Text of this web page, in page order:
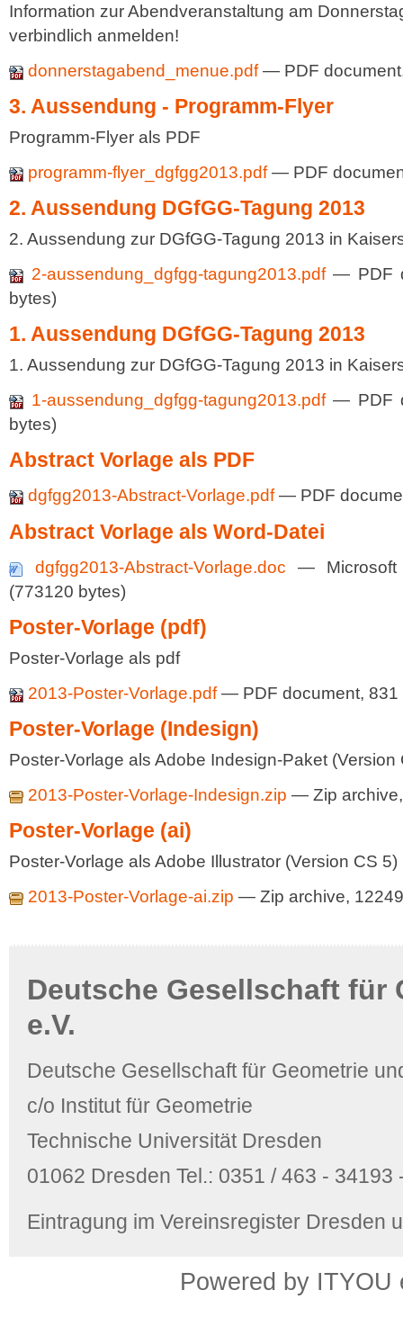
Information zur Abendveranstaltung am
verbindlich anmelden!
donnerstagabend_menue.pdf— PDF
3. Aussendung - Programm-Flyer
Programm-Flyer als PDF
programm-flyer_dgfgg2013.pdf— PDF
2. Aussendung DGfGG-Tagung 2013
2. Aussendung zur DGfGG-Tagung 2013 in
2-aussendung_dgfgg-tagung2013.pdf— PDF
bytes)
1. Aussendung DGfGG-Tagung 2013
1. Aussendung zur DGfGG-Tagung 2013 in
1-aussendung_dgfgg-tagung2013.pdf— PDF
bytes)
Abstract Vorlage als PDF
dgfgg2013-Abstract-Vorlage.pdf— PDF
Abstract Vorlage als Word-Datei
dgfgg2013-Abstract-Vorlage.doc— Microsoft
(773120 bytes)
Poster-Vorlage (pdf)
Poster-Vorlage als pdf
2013-Poster-Vorlage.pdf— PDF document, 831
Poster-Vorlage (Indesign)
Poster-Vorlage als Adobe Indesign-Paket (Version
2013-Poster-Vorlage-Indesign.zip — Zip
Poster-Vorlage (ai)
Poster-Vorlage als Adobe Illustrator (Version CS 5)
2013-Poster-Vorlage-ai.zip — Zip archive,
Deutsche Gesellschaft für
e.V.
Deutsche Gesellschaft für Geometrie
c/o Institut für Geometrie
Technische Universität Dresden
01062 Dresden Tel.: 0351 / 463 -
Eintragung im Vereinsregister Dresden
Powered by